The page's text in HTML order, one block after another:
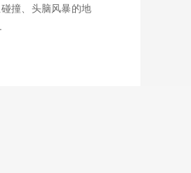
撞、头脑风暴的地